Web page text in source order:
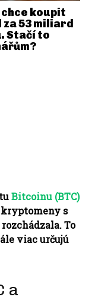
Bitcoinu (BTC)
s
To
viac určujú
a
koupit
za 53 miliard
Stačí to